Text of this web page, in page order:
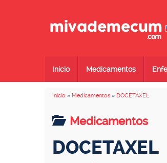
Inicio Medicamentos
Inicio » Medicamentos » DOCETAXEL
Medicamentos
DOCETAXEL